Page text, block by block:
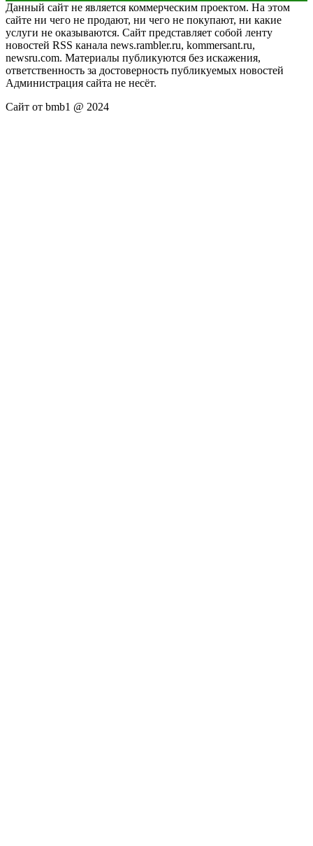
Данный сайт не является коммерческим проектом. На этом
сайте ни чего не продают, ни чего не покупают, ни какие
услуги не оказываются. Сайт представляет собой ленту
новостей RSS канала news.rambler.ru, kommersant.ru,
newsru.com. Материалы публикуются без искажения,
ответственность за достоверность публикуемых новостей
Администрация сайта не несёт.
Сайт от bmb1 @ 2024